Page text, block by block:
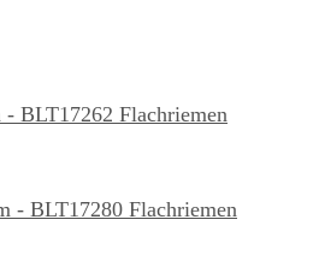
BLT17262 Flachriemen